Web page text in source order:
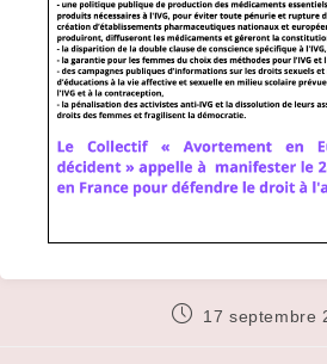
Publication
17 septembre